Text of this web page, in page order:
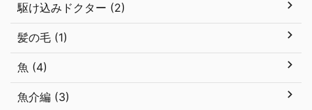
駆け込みドクター (2)
髪の毛 (1)
魚 (4)
魚介編 (3)